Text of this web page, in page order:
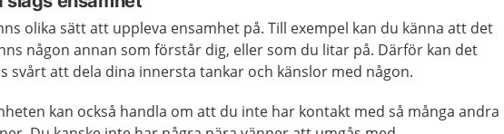
olika sätt att uppleva ensamhet på. Till exempel kan du känna att det
någon annan som förstår dig, eller som du litar på. Därför kan det
svårt att dela dina innersta tankar och känslor med någon.
kan också handla om att du inte har kontakt med så många andra